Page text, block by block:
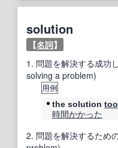
solution
【名詞】
1. 問題を解決する成功
solving a problem)
用例
the solution
時間かかった
2. 問題を解決するため